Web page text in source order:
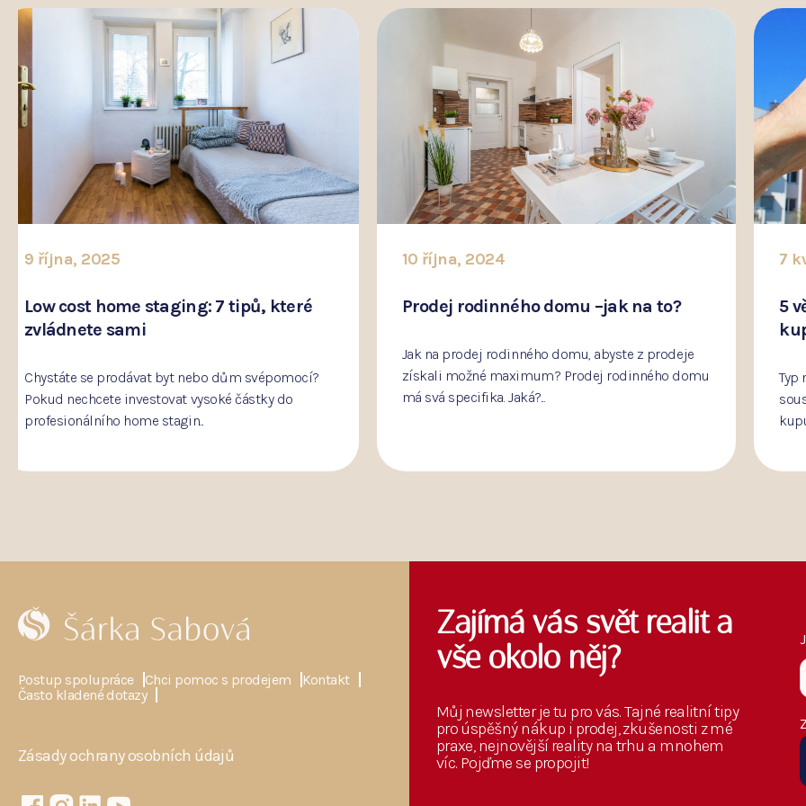
10 října, 2024
Prodej rodinného domu –⁠⁠⁠⁠⁠⁠ jak na to?
získali možné maximum? Prodej rodinného domu
má svá specifika. Jaká?...
7 května, 2021
5 věcí, které je třeba si ujasnit, když
Typ nemovitosti, lokalita, způsob financování, ale i
sousedské vztahy. To může být důležité, když
Postup spolupráce Chci pomoc s prodejem
Kontakt
Často kladené dotazy
Zásady ochrany osobních údajů
Zajímá vás svět realit a
vše okolo něj?
Můj newsletter je tu pro vás. Tajné realitní tipy
pro úspěšný nákup i prodej, zkušenosti z mé
praxe, nejnovější reality na trhu a mnohem
víc. Pojďme se propojit!